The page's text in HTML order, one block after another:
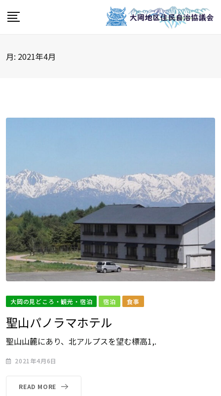
to
月: 2021年4月
大岡の見どころ・観光・宿泊 宿泊 食事
聖山パノラマホテル
聖山山麓にあり、北アルプスを望む標高1,.
2021年4月6日
READ MORE